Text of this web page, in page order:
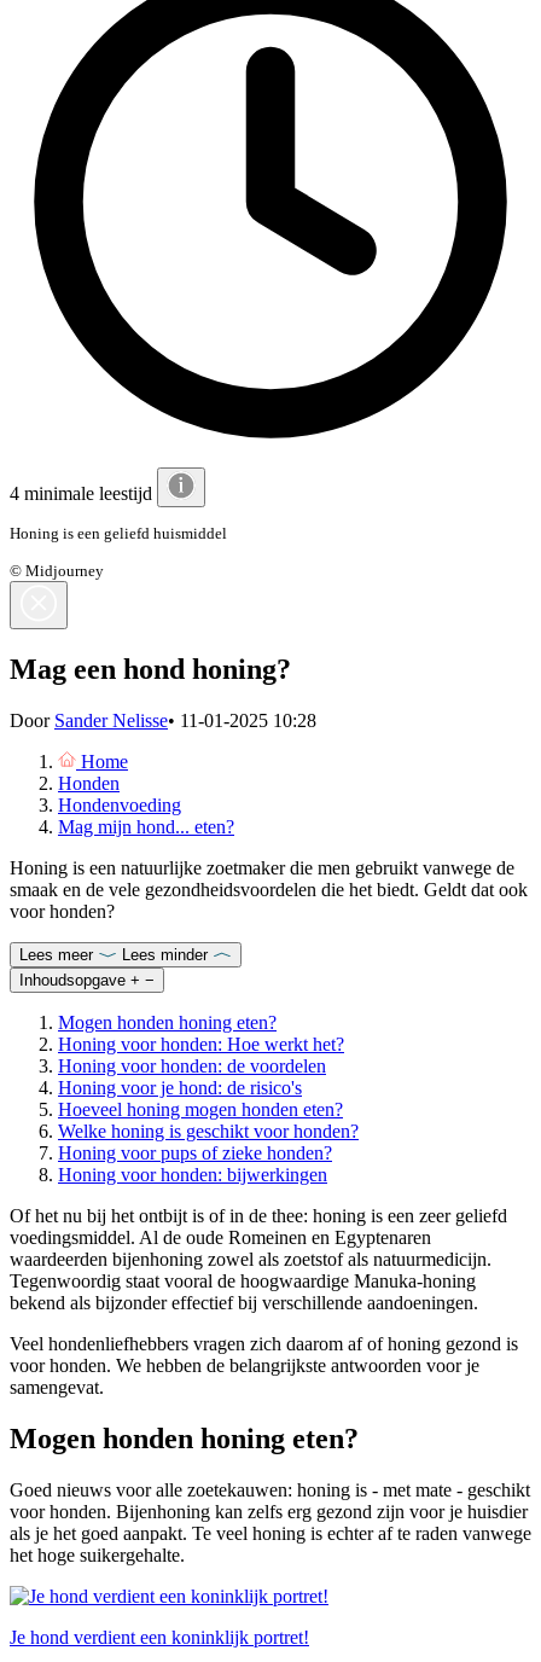
4 minimale leestijd
Honing is een geliefd huismiddel
© Midjourney
Mag een hond honing?
Door Sander Nelisse• 11-01-2025 10:28
Home
Honden
Hondenvoeding
Mag mijn hond... eten?
Honing is een natuurlijke zoetmaker die men gebruikt vanwege de
smaak en de vele gezondheidsvoordelen die het biedt. Geldt dat ook
voor honden?
Lees meer
Lees minder
Inhoudsopgave + −
Mogen honden honing eten?
Honing voor honden: Hoe werkt het?
Honing voor honden: de voordelen
Honing voor je hond: de risico's
Hoeveel honing mogen honden eten?
Welke honing is geschikt voor honden?
Honing voor pups of zieke honden?
Honing voor honden: bijwerkingen
Of het nu bij het ontbijt is of in de thee: honing is een zeer geliefd
voedingsmiddel. Al de oude Romeinen en Egyptenaren
waardeerden bijenhoning zowel als zoetstof als natuurmedicijn.
Tegenwoordig staat vooral de hoogwaardige Manuka-honing
bekend als bijzonder effectief bij verschillende aandoeningen.
Veel hondenliefhebbers vragen zich daarom af of honing gezond is
voor honden. We hebben de belangrijkste antwoorden voor je
samengevat.
Mogen honden honing eten?
Goed nieuws voor alle zoetekauwen: honing is - met mate - geschikt
voor honden. Bijenhoning kan zelfs erg gezond zijn voor je huisdier
als je het goed aanpakt. Te veel honing is echter af te raden vanwege
het hoge suikergehalte.
Je hond verdient een koninklijk portret!